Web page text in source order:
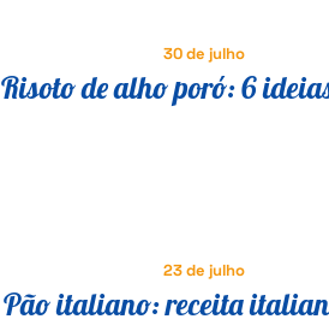
30 de julho
Risoto de alho poró: 6
23 de julho
Pão italiano: receita